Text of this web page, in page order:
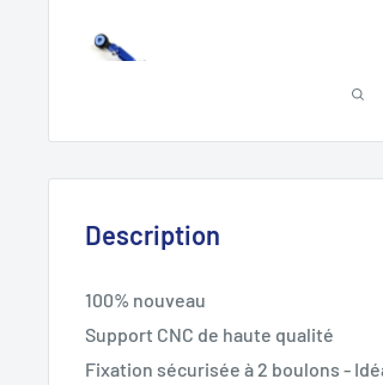
Description
100% nouveau
Support CNC de haute qualité
Fixation sécurisée à 2 boulons -